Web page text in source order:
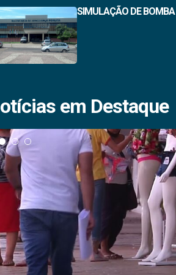
SIMULAÇÃO DE BOMBA
em Destaque